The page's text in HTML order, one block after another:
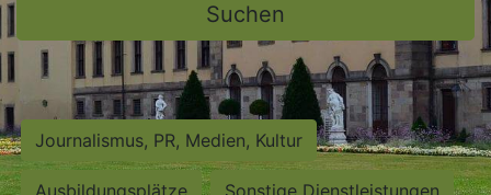
Suchen
Journalismus, PR, Medien, Kultur
Ausbildungsplätze Sonstige Dienstleistungen